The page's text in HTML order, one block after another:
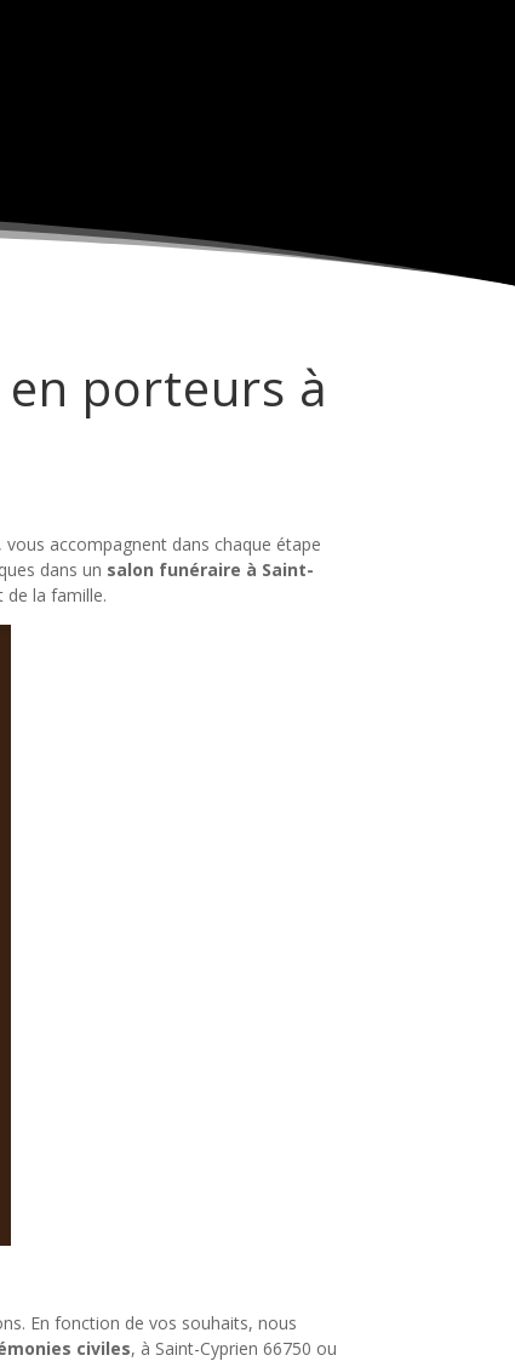
en porteurs à
vous accompagnent dans chaque étape
dans un salon funéraire à Saint-
la famille.
En fonction de vos souhaits, nous
civiles, à Saint-Cyprien 66750 ou